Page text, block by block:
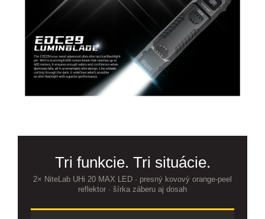
Tri funkcie. Tri situácie.
2× NiteLab UHi 20 MAX LED · presný kovový orange-peel
reflektor · šírka záberu aj dosah